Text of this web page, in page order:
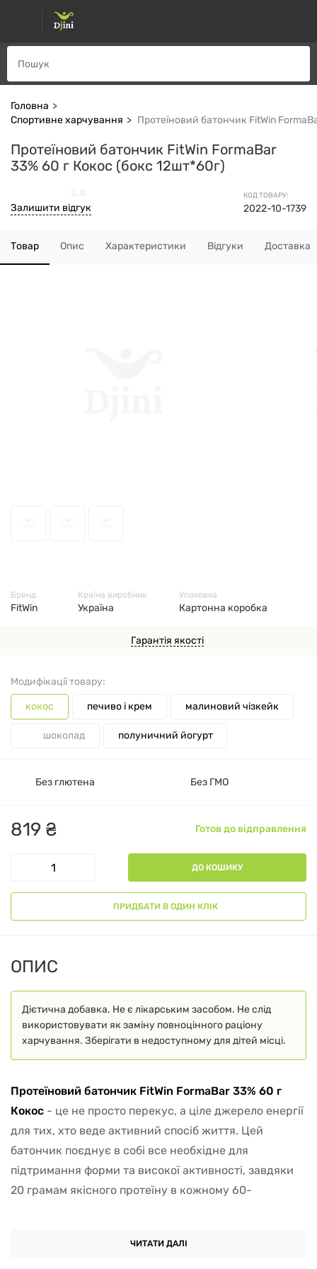
Головна
Спортивне харчування
Протеїновий батончик FitWin
Протеїновий батончик FitWin FormaBar
33% 60 г Кокос (бокс 12шт*60г)
КОД ТОВАРУ:
2022-10-1739
Залишити відгук
Товар Опис Характеристики Відгуки Доставка
Гарантія якості
Модифікації товару:
кокос печиво і крем малиновий чізкейк
шоколад полуничний йогурт
819 ₴ Готов до відправлення
ДО КОШИКУ
ПРИДБАТИ В ОДИН КЛІК
Без глютена Без ГМО
Бренд
FitWin
Країна виробник
Україна
Упаковка
Картонна коробка
ОПИС
Дієтична добавка. Не є лікарським засобом. Не слід
використовувати як заміну повноцінного раціону
харчування. Зберігати в недоступному для дітей місці.
Протеїновий батончик FitWin FormaBar 33% 60 г
Кокос - це не просто перекус, а ціле джерело енергії
для тих, хто веде активний спосіб життя. Цей
батончик поєднує в собі все необхідне для
підтримання форми та високої активності, завдяки
20 грамам якісного протеїну в кожному 60-
Шанувальники здорового способу життя оцінять
ЧИТАТИ ДАЛІ